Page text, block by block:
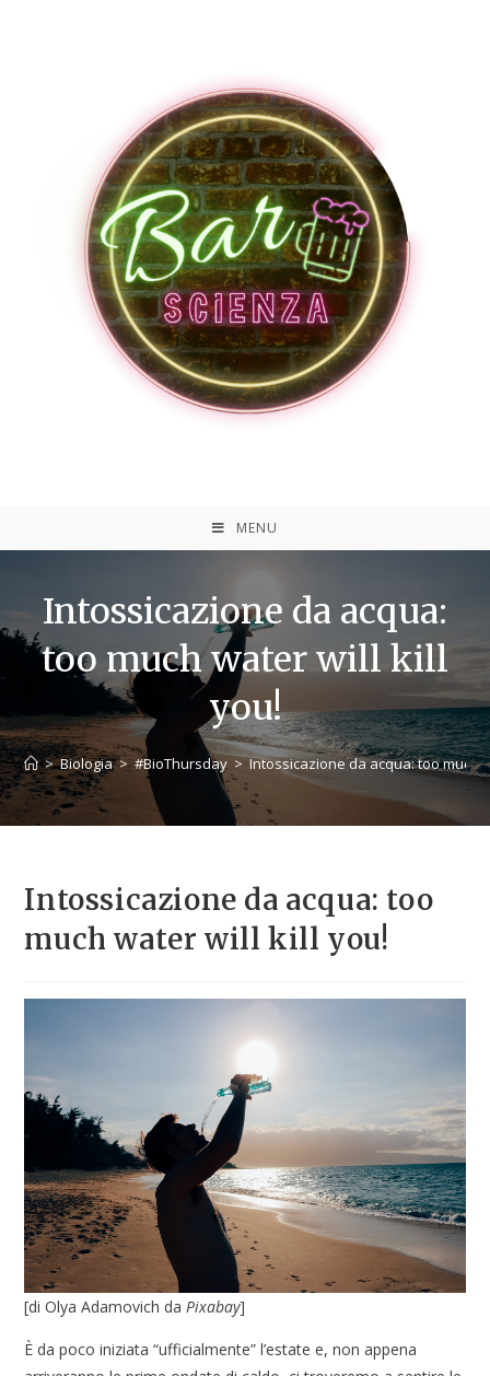
MENU
Intossicazione da acqua:
too much water will kill
you!
> Biologia > #BioThursday > Intossicazione da acqua: too much
Intossicazione da acqua: too
much water will kill you!
[di Olya Adamovich da Pixabay]
È da poco iniziata “ufficialmente” l’estate e, non appena